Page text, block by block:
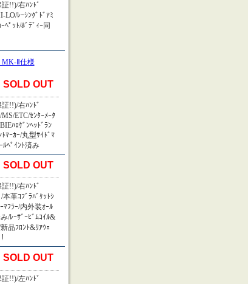
!!)/右ﾊﾝﾄﾞ
LO/ﾚｰｼﾝｸﾞﾄﾞｱﾐ
ﾍﾟｯﾄ/ﾎﾞﾃﾞｨｰ同
Ⅱ仕様
SOLD OUT
!!)/右ﾊﾝﾄﾞ
ETC/ｾﾝﾀｰﾒｰﾀ
ﾊﾛｹﾞﾝﾍｯﾄﾞﾗﾝ
ﾏｰｶｰ/丸型ｻｲﾄﾞﾏ
ﾙﾍﾟｲﾝﾄ済み
SOLD OUT
!!)/右ﾊﾝﾄﾞ
革ｺﾌﾞﾗﾊﾞｹｯﾄｼ
ﾏﾌﾗｰ/内外装ｵｰﾙ
/ﾚｰｻﾞｰﾋﾞﾑｺｲﾙ&
品ﾌﾛﾝﾄ&ﾘｱｳｪ
SOLD OUT
!!)/左ﾊﾝﾄﾞ